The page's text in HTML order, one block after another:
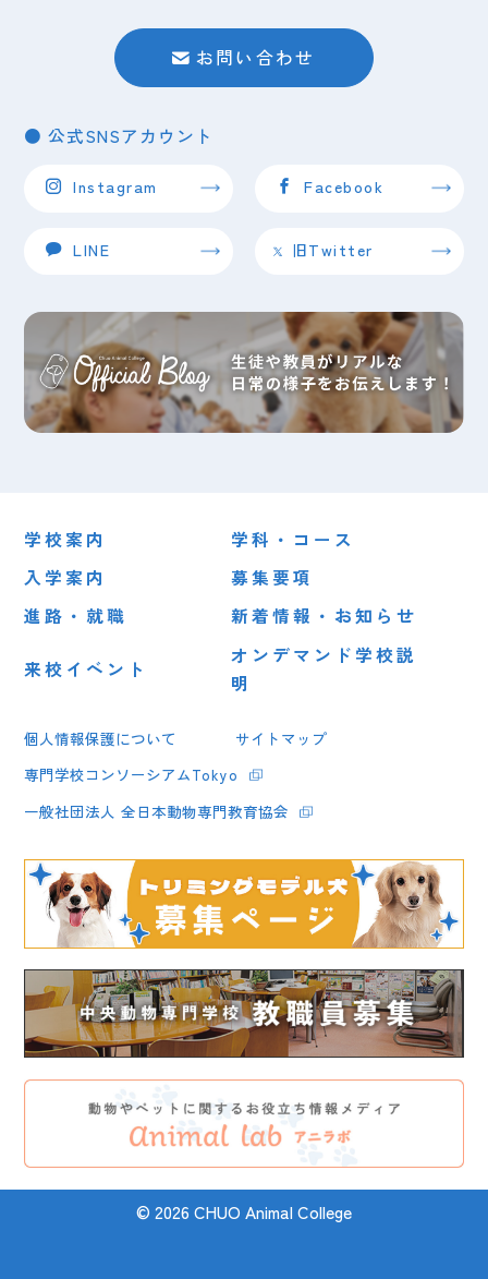
お問い合わせ
● 公式SNSアカウント
Instagram Facebook
LINE 旧Twitter
学校案内
学科・コース
入学案内
募集要項
進路・就職
新着情報・お知らせ
来校イベント
オンデマンド学校説
明
個人情報保護について
サイトマップ
専門学校コンソーシアムTokyo
一般社団法人 全日本動物専門教育協会
© 2026 CHUO Animal College